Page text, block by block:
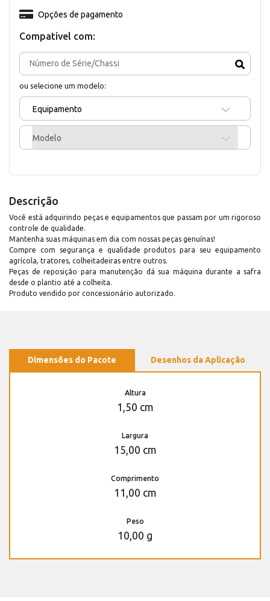
Compativel com:
ou selecione um modelo:
Equipamento
Modelo
Opções de pagamento
Descrição
Você está adquirindo peças e equipamentos que passam por um rigoroso
controle de qualidade.
Mantenha suas máquinas em dia com nossas peças genuínas!
Compre com segurança e qualidade produtos para seu equipamento
agrícola, tratores, colheitadeiras entre outros.
Peças de reposição para manutenção dá sua máquina durante a safra
desde o plantio até a colheita.
Produto vendido por concessionário autorizado.
Dimensões do Pacote Desenhos da Aplicação
Altura
1,50 cm
Largura
15,00 cm
Comprimento
11,00 cm
Peso
10,00 g